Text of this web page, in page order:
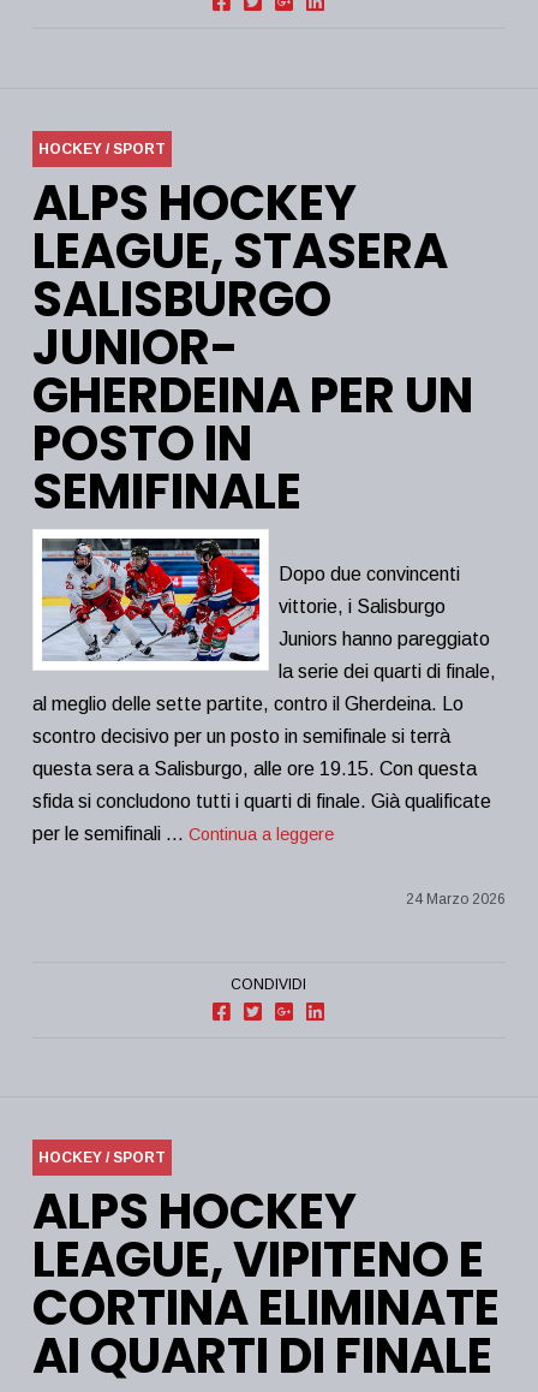
HOCKEY / SPORT
ALPS HOCKEY
LEAGUE, STASERA
SALISBURGO
JUNIOR-
GHERDEINA PER UN
POSTO IN
SEMIFINALE
Dopo due convincenti
vittorie, i Salisburgo
Juniors hanno pareggiato
la serie dei quarti di finale,
al meglio delle sette partite, contro il Gherdeina. Lo
scontro decisivo per un posto in semifinale si terrà
questa sera a Salisburgo, alle ore 19.15. Con questa
sfida si concludono tutti i quarti di finale. Già qualificate
per le semifinali … Continua a leggere
24 Marzo 2026
CONDIVIDI
HOCKEY / SPORT
ALPS HOCKEY
LEAGUE, VIPITENO E
CORTINA ELIMINATE
AI QUARTI DI FINALE